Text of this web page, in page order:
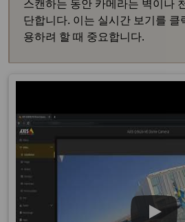
스캔하는 동안 카메라는 벽이나
단합니다. 이는 실시간 보기를
용하려 할 때 중요합니다.